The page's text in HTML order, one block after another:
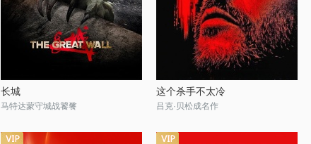
长城
马特达蒙守城战饕餮
这个杀手不太冷
吕克·贝松成名作